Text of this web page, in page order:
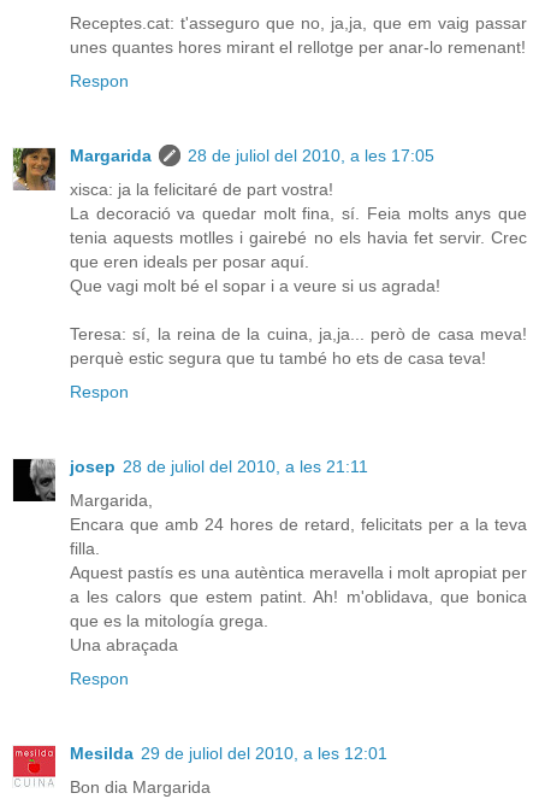
Receptes.cat: t'asseguro que no, ja,ja, que em vaig passar
unes quantes hores mirant el rellotge per anar-lo remenant!
Respon
Margarida
28 de juliol del 2010, a les 17:05
xisca: ja la felicitaré de part vostra!
La decoració va quedar molt fina, sí. Feia molts anys que
tenia aquests motlles i gairebé no els havia fet servir. Crec
que eren ideals per posar aquí.
Que vagi molt bé el sopar i a veure si us agrada!
Teresa: sí, la reina de la cuina, ja,ja... però de casa meva!
perquè estic segura que tu també ho ets de casa teva!
Respon
josep 28 de juliol del 2010, a les 21:11
Margarida,
Encara que amb 24 hores de retard, felicitats per a la teva
filla.
Aquest pastís es una autèntica meravella i molt apropiat per
a les calors que estem patint. Ah! m'oblidava, que bonica
que es la mitología grega.
Una abraçada
Respon
Mesilda 29 de juliol del 2010, a les 12:01
Bon dia Margarida